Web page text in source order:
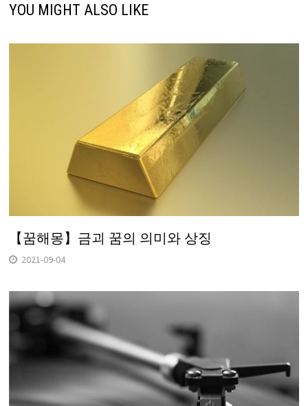
YOU MIGHT ALSO LIKE
【꿈해몽】금괴 꿈의 의미와 상징
2021-09-04